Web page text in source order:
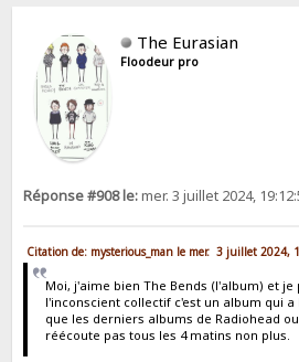
The Eurasian
Floodeur pro
Réponse #908 le:mer. 3 juillet 2024,
Citation de: mysterious_man le mer. 3 juillet 2024,
Moi, j'aime bien The Bends (l'album) et je
l'inconscient collectif c'est un album qui
que les derniers albums de Radiohead
réécoute pas tous les 4 matins non plus.